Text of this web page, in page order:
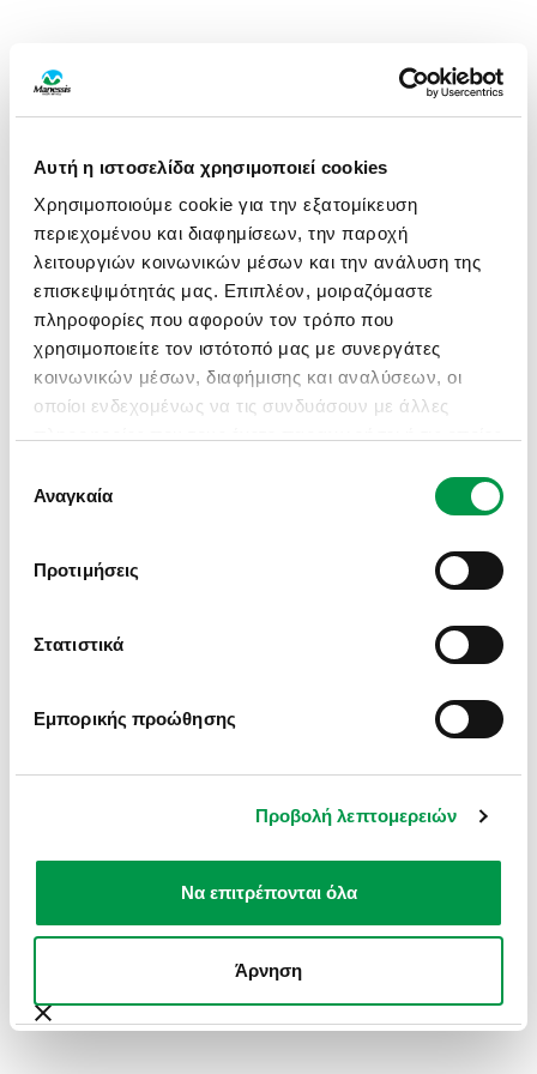
Αυτή η ιστοσελίδα χρησιμοποιεί cookies
Χρησιμοποιούμε cookie για την εξατομίκευση
περιεχομένου και διαφημίσεων, την παροχή
λειτουργιών κοινωνικών μέσων και την ανάλυση της
επισκεψιμότητάς μας. Επιπλέον, μοιραζόμαστε
πληροφορίες που αφορούν τον τρόπο που
χρησιμοποιείτε τον ιστότοπό μας με συνεργάτες
κοινωνικών μέσων, διαφήμισης και αναλύσεων, οι
οποίοι ενδεχομένως να τις συνδυάσουν με άλλες
χρήση των υπηρεσιών τους.
συγκατάθεσης
Αναγκαία
Προτιμήσεις
Στατιστικά
Εμπορικής προώθησης
Προβολή λεπτομερειών
Να επιτρέπονται όλα
Άρνηση
APPLICATION ERROR: A CLIENT-SIDE EXCEPTION HAS